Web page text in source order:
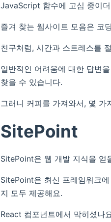
JavaScript 함수에 고심 중이
즐겨 찾는 웹사이트 모음은 코
친구처럼, 시간과 스트레스를
일반적인 어려움에 대한 답변
찾을 수 있습니다.
그러니 커피를 가져와서, 몇 가
SitePoint
SitePoint은 웹 개발 지식을 얻
SitePoint은 최신 프레임워크
지 모두 제공해요.
React 컴포넌트에서 막히셨나